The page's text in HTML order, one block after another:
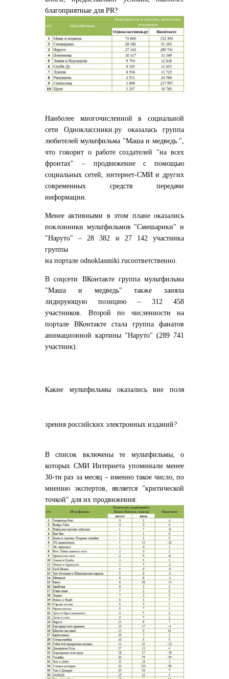
благоприятные для PR?
Наиболее многочисленной в социальной
сети Одноклассники.ру оказалась группа
любителей мультфильма "Маша и медведь ",
что говорит о работе создателей "на всех
фронтах" – продвижение с помощью
социальных сетей, интернет-СМИ и других
современных средств передачи
информации.
Менее активными в этом плане оказались
поклонники мультфильмов "Смешарики" и
"Наруто" – 28 382 и 27 142 участника
группы
на портале odnoklassniki.ruсоответственно.
В соцсети ВКонтакте группа мультфильма
"Маша и медведь" также заняла
лидирующую позицию – 312 458
участников. Второй по численности на
портале ВКонтакте стала группа фанатов
анимационной картины "Наруто" (289 741
участник).
Какие мультфильмы оказались вне поля
зрения российских электронных изданий?
В список включены те мультфильмы, о
которых СМИ Интернета упоминали менее
30-ти раз за месяц – именно такое число, по
мнению экспертов, является "критической
точкой" для их продвижения: